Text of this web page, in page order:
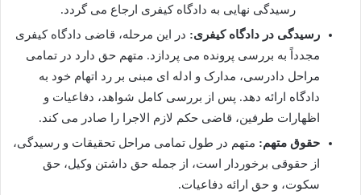
رسیدگی نهایی به دادگاه کیفری ارجاع می گردد.
رسیدگی در دادگاه کیفری: در این مرحله، قاضی دادگاه کیفری
مجدداً به بررسی پرونده می پردازد. متهم حق دارد در تمامی
مراحل دادرسی، مدارک و ادله ای مبنی بر رد اتهام خود به
دادگاه ارائه دهد. پس از بررسی کامل شواهد، دفاعیات و
اظهارات طرفین، قاضی حکم لازم الاجرا را صادر می کند.
حقوق متهم: متهم در طول تمامی مراحل تحقیقات و رسیدگی،
از حقوقی برخوردار است، از جمله حق داشتن وکیل، حق
سکوت، و حق ارائه دفاعیات.